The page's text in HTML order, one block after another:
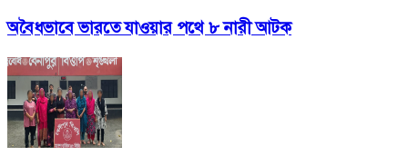
অবৈধভাবে ভারতে যাওয়ার পথে ৮ নারী আটক